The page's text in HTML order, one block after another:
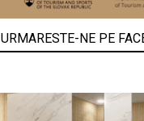
URMARESTE-NE PE